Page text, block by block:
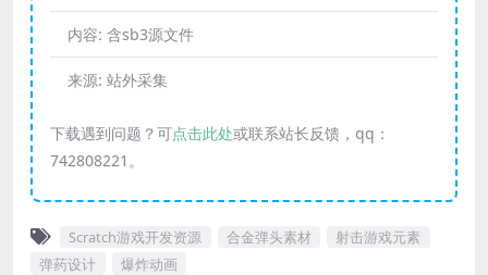
内容: 含sb3源文件
来源: 站外采集
下载遇到问题？可点击此处或联系站长反馈，qq：
742808221。
Scratch游戏开发资源 合金弹头素材
射击游戏元素
弹药设计
爆炸动画